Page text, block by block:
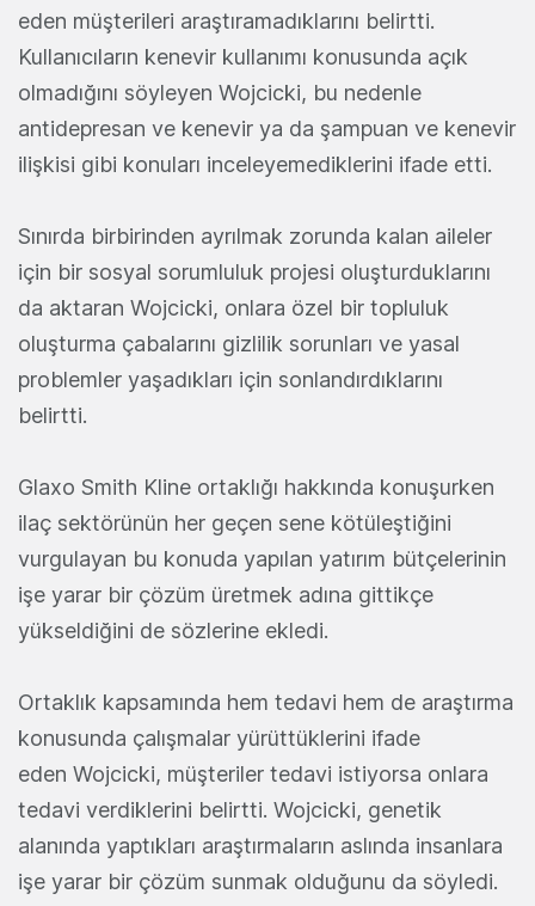
eden müşterileri araştıramadıklarını belirtti.
Kullanıcıların kenevir kullanımı konusunda açık
olmadığını söyleyen Wojcicki, bu nedenle
antidepresan ve kenevir ya da şampuan ve kenevir
ilişkisi gibi konuları inceleyemediklerini ifade etti.
Sınırda birbirinden ayrılmak zorunda kalan aileler
için bir sosyal sorumluluk projesi oluşturduklarını
da aktaran Wojcicki, onlara özel bir topluluk
oluşturma çabalarını gizlilik sorunları ve yasal
problemler yaşadıkları için sonlandırdıklarını
belirtti.
Glaxo Smith Kline ortaklığı hakkında konuşurken
ilaç sektörünün her geçen sene kötüleştiğini
vurgulayan bu konuda yapılan yatırım bütçelerinin
işe yarar bir çözüm üretmek adına gittikçe
yükseldiğini de sözlerine ekledi.
Ortaklık kapsamında hem tedavi hem de araştırma
konusunda çalışmalar yürüttüklerini ifade
eden Wojcicki, müşteriler tedavi istiyorsa onlara
tedavi verdiklerini belirtti. Wojcicki, genetik
alanında yaptıkları araştırmaların aslında insanlara
işe yarar bir çözüm sunmak olduğunu da söyledi.